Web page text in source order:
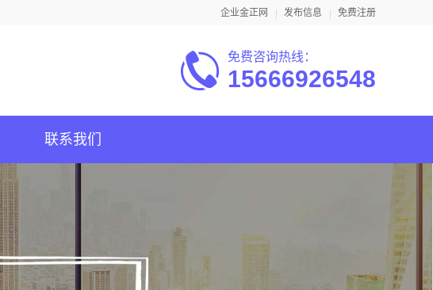
企业金正网 发布信息 免费注册
免费咨询热线：
15666926548
联系我们